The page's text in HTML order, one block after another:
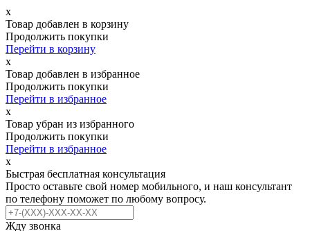
х
Товар добавлен в корзину
Продолжить покупки
Перейти в корзину
х
Товар добавлен в избранное
Продолжить покупки
Перейти в избранное
х
Товар убран из избранного
Продолжить покупки
Перейти в избранное
х
Быстрая бесплатная консультация
Просто оставьте свой номер мобильного, и наш консультант
по телефону поможет по любому вопросу.
Жду звонка